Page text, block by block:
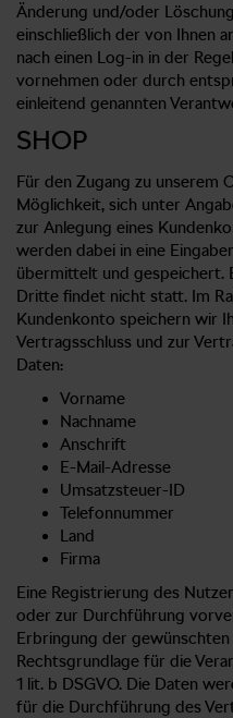
Änderung und/oder
einschließlich der von Ihnen
nach einen Log-in in der
vornehmen oder durch
einleitend genannten
SHOP
Für den Zugang zu unserem
Möglichkeit, sich unter
zur Anlegung eines
werden dabei in eine
übermittelt und gespeichert.
Dritte findet nicht statt. Im
Kundenkonto speichern wir
Vertragsschluss und zur
Daten:
Vorname
Nachname
Anschrift
E-Mail-Adresse
Umsatzsteuer-ID
Telefonnummer
Land
Firma
Eine Registrierung des
oder zur Durchführung
Erbringung der
Rechtsgrundlage für die
1 lit. b DSGVO. Die Daten
für die Durchführung des